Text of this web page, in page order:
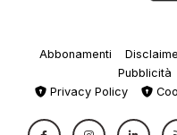
Abbonamenti
Pubblicità
Privacy Policy